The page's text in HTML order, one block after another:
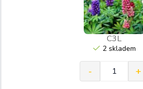
C3L
2 skladem